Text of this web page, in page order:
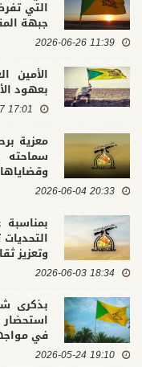
التي
جبهة
11:39 2026-06-26
الأمين
بعهود
17:01 2026-06-17
معزية
سماحته
وقضاياها
20:33 2026-06-04
وتعزيز
18:34 2026-06-03
بذكرى
استحضار
في
19:10 2026-05-24